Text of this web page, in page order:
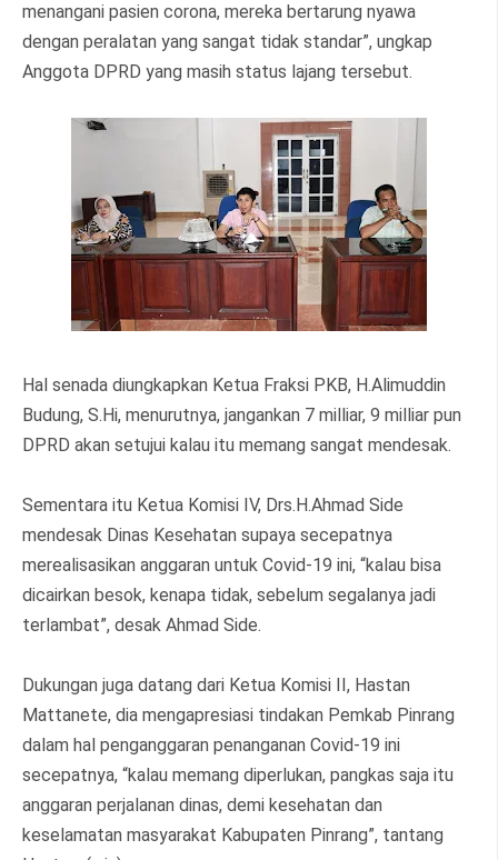
menangani pasien corona, mereka bertarung nyawa
dengan peralatan yang sangat tidak standar”, ungkap
Anggota DPRD yang masih status lajang tersebut.
Hal senada diungkapkan Ketua Fraksi PKB, H.Alimuddin
Budung, S.Hi, menurutnya, jangankan 7 milliar, 9 milliar pun
DPRD akan setujui kalau itu memang sangat mendesak.
Sementara itu Ketua Komisi IV, Drs.H.Ahmad Side
mendesak Dinas Kesehatan supaya secepatnya
merealisasikan anggaran untuk Covid-19 ini, “kalau bisa
dicairkan besok, kenapa tidak, sebelum segalanya jadi
terlambat”, desak Ahmad Side.
Dukungan juga datang dari Ketua Komisi II, Hastan
Mattanete, dia mengapresiasi tindakan Pemkab Pinrang
dalam hal penganggaran penanganan Covid-19 ini
secepatnya, “kalau memang diperlukan, pangkas saja itu
anggaran perjalanan dinas, demi kesehatan dan
keselamatan masyarakat Kabupaten Pinrang”, tantang